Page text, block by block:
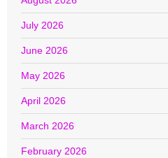
July 2026
June 2026
May 2026
April 2026
March 2026
February 2026